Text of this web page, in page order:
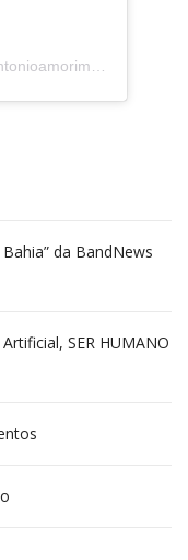
da BandNews
SER HUMANO